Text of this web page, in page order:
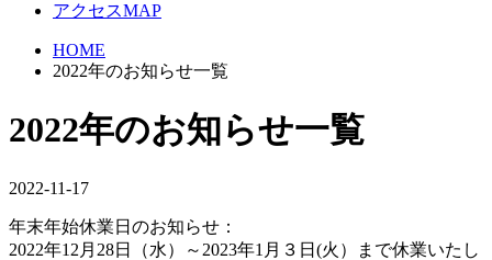
アクセスMAP
HOME
2022年のお知らせ一覧
2022年のお知らせ一覧
2022-11-17
年末年始休業日のお知らせ：
2022年12月28日（水）～2023年1月３日(火）まで休業いたし